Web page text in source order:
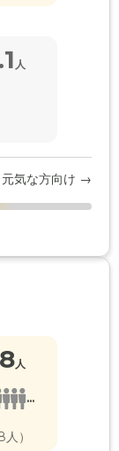
人
元気な方向け →
人
...
人）